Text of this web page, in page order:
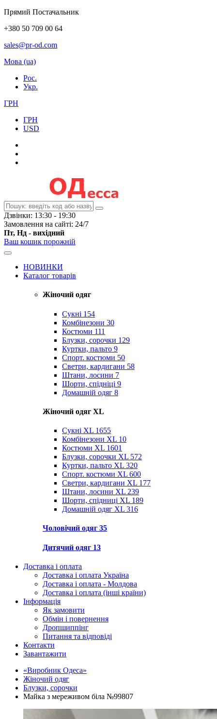
Прямий Постачальник
+380 50 709 00 64
sales@pr-od.com
Мова (ua)
Рос.
Укр.
ГРН
ГРН
USD
Дзвінки: 13:30 - 19:30
Замовлення на сайті: 24/7
Пт, Нд - вихідний
Ваш кошик порожній
НОВИНКИ
Каталог товарів
Жіночий одяг
Сукні 154
Комбінезони 30
Костюми 111
Блузки, сорочки 129
Куртки, пальто 9
Спорт. костюми 50
Светри, кардигани 58
Штани, лосини 7
Шорти, спідніці 9
Домашній одяг 8
Жіночий одяг XL
Cукні XL 1655
Комбінезони XL 10
Костюми XL 1601
Блузки, сорочки XL 572
Куртки, пальто XL 320
Спорт. костюми XL 600
Светри, кардигани XL 177
Штани, лосини XL 239
Шорти, спідниці XL 189
Домашній одяг XL 316
Чоловічий одяг 35
Дитячий одяг 13
Доставка і оплата
Доставка і оплата Україна
Доставка і оплата - Молдова
Доставка і оплата (інші країни)
Інформація
Як замовити
Обмін і повернення
Дропшиппінг
Питання та відповіді
Контакти
Завантажити
«Виробник Одеса»
Жіночий одяг
Блузки, сорочки
Майка з мереживом біла №99807